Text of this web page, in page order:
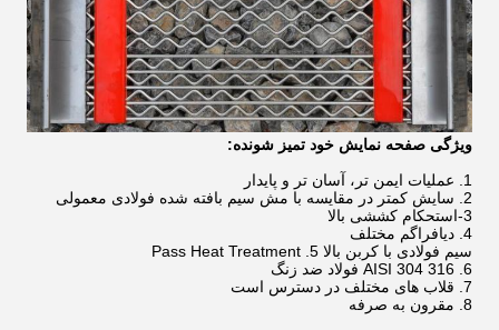
ویژگی صفحه نمایش خود تمیز شونده:
1. عملیات ایمن تر، آسان تر و پایدار
2. سایش کمتر در مقایسه با مش سیم بافته شده فولادی معمولی
3-استحکام کششی بالا
4. دیافراگم مختلف
سیم فولادی با کربن بالا 5. Pass Heat Treatment
6. AISI 304 316 فولاد ضد زنگ
7. قلاب های مختلف در دسترس است
8. مقرون به صرفه